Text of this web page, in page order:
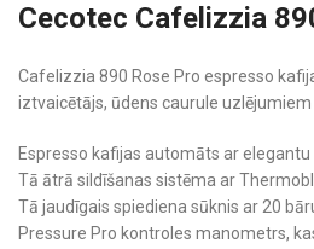
Cecotec Cafelizzia
Cafelizzia 890 Rose Pro espresso
iztvaicētājs, ūdens caurule
Espresso kafijas automāts ar
Tā ātrā sildīšanas sistēma ar
Tā jaudīgais spiediena sūknis ar 20
Pressure Pro kontroles manometrs,